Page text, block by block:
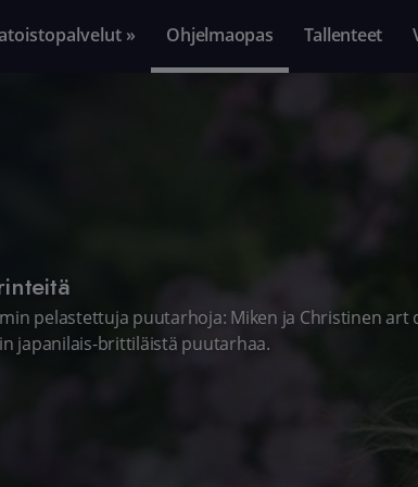
» Ohjelmaopas Tallenteet
pelastettuja puutarhoja: Miken ja Christinen art
japanilais-brittiläistä puutarhaa.